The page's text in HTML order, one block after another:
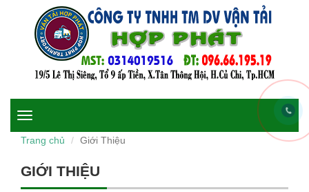
Toggle
navigation
Trang chủ Giới Thiệu
GIỚI THIỆU